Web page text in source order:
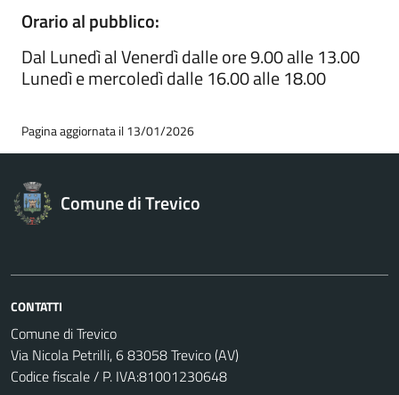
Orario al pubblico:
Dal Lunedì al Venerdì dalle ore 9.00 alle 13.00
Lunedì e mercoledì dalle 16.00 alle 18.00
Pagina aggiornata il 13/01/2026
Comune di Trevico
CONTATTI
Comune di Trevico
Via Nicola Petrilli, 6 83058 Trevico (AV)
Codice fiscale / P. IVA:81001230648